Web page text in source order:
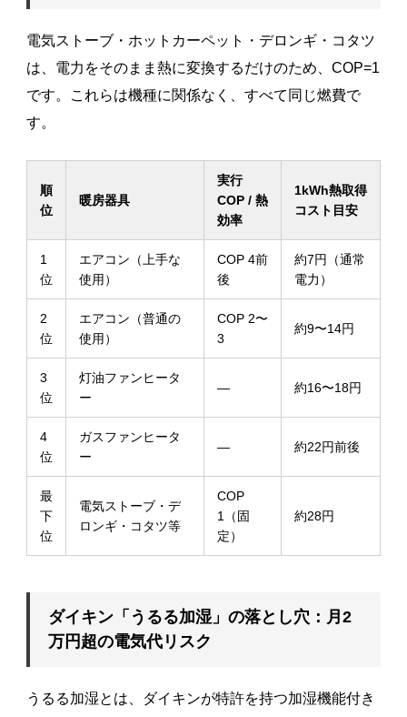
電気ストーブ・ホットカーペット・デロンギ・コタツ
は、電力をそのまま熱に変換するだけのため、COP=1
です。これらは機種に関係なく、すべて同じ燃費で
す。
順
位
暖房器具
実行
COP / 熱
効率
1kWh熱取得
コスト目安
1
位
エアコン（上手な
使用）
COP 4前
後
約7円（通常
電力）
2
位
エアコン（普通の
使用）
COP 2〜
3
約9〜14円
3
位
灯油ファンヒータ
ー
— 約16〜18円
4
位
ガスファンヒータ
ー
— 約22円前後
最
下
位
電気ストーブ・デ
ロンギ・コタツ等
COP
1（固
定）
約28円
ダイキン「うるる加湿」の落とし穴：月2
万円超の電気代リスク
うるる加湿とは、ダイキンが特許を持つ加湿機能付き